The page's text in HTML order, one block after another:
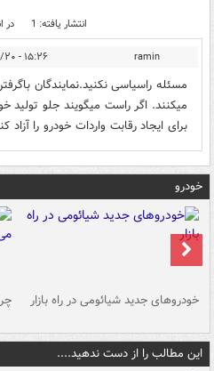
انتشار یافته: 1 در
ramin ۱۵:۲۶ - ۱۳۹۰/۰۴/۲۰
مسئله راسیاسی نکنید.نمایندگان
میکنند. اگر راست میگویند جلو تولید
برای ایجاد رقابت واردات خودرو را آزاد
خودرو
خودروهای جدید شیائومی در راه بازار
این مطالب را از دست ندهید....